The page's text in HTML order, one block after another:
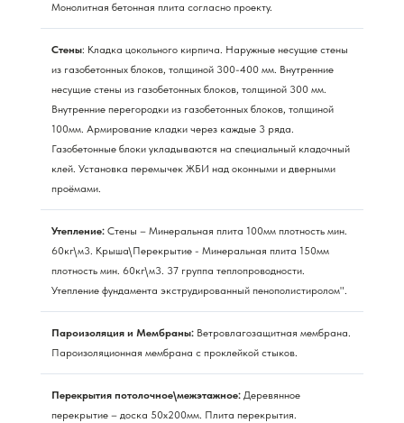
Монолитная бетонная плита согласно проекту.
Стены: Кладка цокольного кирпича. Наружные несущие стены
из газобетонных блоков, толщиной 300-400 мм. Внутренние
несущие стены из газобетонных блоков, толщиной 300 мм.
Внутренние перегородки из газобетонных блоков, толщиной
100мм. Армирование кладки через каждые 3 ряда.
Газобетонные блоки укладываются на специальный кладочный
клей. Установка перемычек ЖБИ над оконными и дверными
проёмами.
Утепление: Стены – Минеральная плита 100мм плотность мин.
60кг\м3. Крыша\Перекрытие - Минеральная плита 150мм
плотность мин. 60кг\м3. 37 группа теплопроводности.
Утепление фундамента экструдированный пенополистиролом".
Пароизоляция и Мембраны: Ветровлагозащитная мембрана.
Пароизоляционная мембрана с проклейкой стыков.
Перекрытия потолочное\межэтажное: Деревянное
перекрытие – доска 50х200мм. Плита перекрытия.